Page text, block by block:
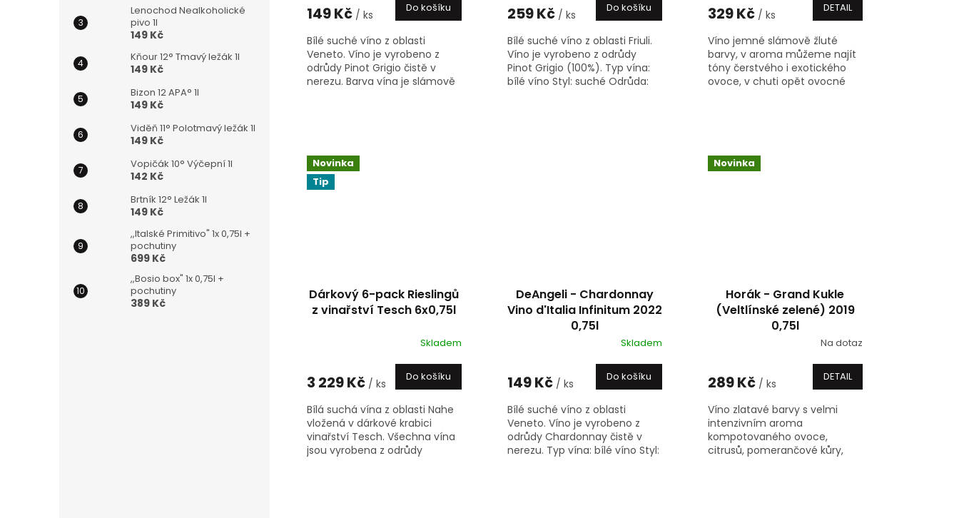
Lenochod Nealkoholické
pivo 1l
149 Kč
Kňour 12° Tmavý ležák 1l
149 Kč
Bizon 12 APA° 1l
149 Kč
Viděň 11° Polotmavý ležák 1l
149 Kč
Vopičák 10° Výčepní 1l
142 Kč
Brtník 12° Ležák 1l
149 Kč
,,Italské Primitivo" 1x 0,75l +
pochutiny
699 Kč
,,Bosio box" 1x 0,75l +
pochutiny
389 Kč
149 Kč / ks
Do košíku
Bílé suché víno z oblasti
Veneto. Víno je vyrobeno z
odrůdy Pinot Grigio čistě v
nerezu. Barva vína je slámově
259 Kč / ks
Do košíku
Bílé suché víno z oblasti Friuli.
Víno je vyrobeno z odrůdy
Pinot Grigio (100%). Typ vína:
bílé víno Styl: suché Odrůda:
329 Kč / ks
DETAIL
Víno jemné slámově žluté
barvy, v aroma můžeme najít
tóny čerstvého i exotického
ovoce, v chuti opět ovocné
Novinka
Tip
Dárkový 6-pack Rieslingů
z vinařství Tesch 6x0,75l
Skladem
3 229 Kč / ks
Do košíku
Bílá suchá vína z oblasti Nahe
vložená v dárkové krabici
vinařství Tesch. Všechna vína
jsou vyrobena z odrůdy
DeAngeli - Chardonnay
Vino d'Italia Infinitum 2022
0,75l
Skladem
149 Kč / ks
Do košíku
Bílé suché víno z oblasti
Veneto. Víno je vyrobeno z
odrůdy Chardonnay čistě v
nerezu. Typ vína: bílé víno Styl:
Novinka
Horák - Grand Kukle
(Veltlínské zelené) 2019
0,75l
Na dotaz
289 Kč / ks
DETAIL
Víno zlatavé barvy s velmi
intenzivním aroma
kompotovaného ovoce,
citrusů, pomerančové kůry,